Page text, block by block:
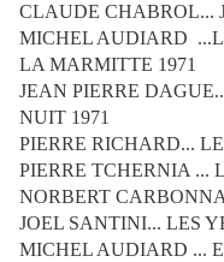
CLAUDE CHABROL...
MICHEL AUDIARD
LA MARMITTE 1971
JEAN PIERRE
NUIT 1971
PIERRE RICHARD...
PIERRE TCHERNIA ...
NORBERT
JOEL SANTINI... LES
MICHEL AUDIARD ...